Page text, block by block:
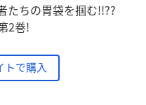
たちの胃袋を掴む!!??
2巻!
トで購入